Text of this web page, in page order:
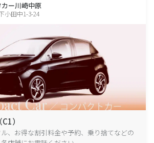
カー川崎中原
小田中1-3-24
）
、お得な割引料金や予約、乗り捨てなどの